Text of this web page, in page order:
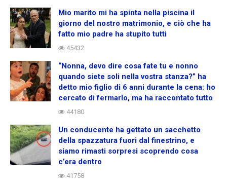
Mio marito mi ha spinta nella piscina il
giorno del nostro matrimonio, e ciò che ha
fatto mio padre ha stupito tutti
45432
“Nonna, devo dire cosa fate tu e nonno
quando siete soli nella vostra stanza?” ha
detto mio figlio di 6 anni durante la cena: ho
cercato di fermarlo, ma ha raccontato tutto
44180
Un conducente ha gettato un sacchetto
della spazzatura fuori dal finestrino, e
siamo rimasti sorpresi scoprendo cosa
c’era dentro
41758